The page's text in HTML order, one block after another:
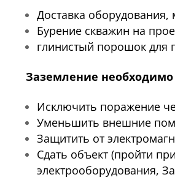
Доставка
Бурение скважин на
глинистый порошок для
Заземление необходимо
Исключить поражение
Уменьшить внешние
Защитить от
Сдать объект (пройти
электрооборудования,